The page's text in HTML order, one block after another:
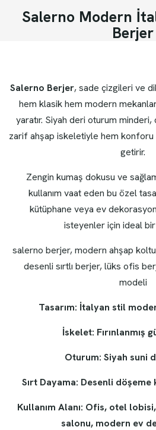
Salerno Modern
Berjer
Salerno Berjer, sade çizgileri ve
hem klasik hem modern
yaratır. Siyah deri oturum minderi,
zarif ahşap iskeletiyle hem
getirir.
Zengin kumaş dokusu ve
kullanım vaat eden bu özel
kütüphane veya ev
isteyenler için ideal
salerno berjer, modern ahşap
desenli sırtlı berjer, lüks ofis
modeli
Tasarım: İtalyan stil
İskelet: Fırınlanmış
Oturum: Siyah suni
Sırt Dayama: Desenli döşeme
Kullanım Alanı: Ofis, otel
salonu, modern ev